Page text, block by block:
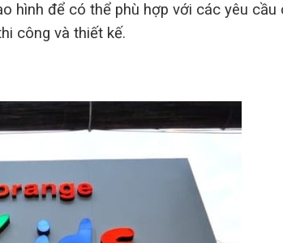
hình để có thể phù hợp với các yêu cầu
công và thiết kế.